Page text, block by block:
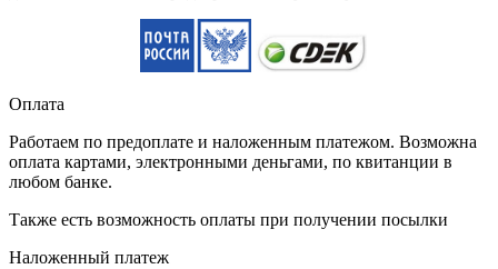
Оплата
Работаем по предоплате и наложенным платежом. Возможна
оплата картами, электронными деньгами, по квитанции в
любом банке.
Также есть возможность оплаты при получении посылки
Наложенный платеж